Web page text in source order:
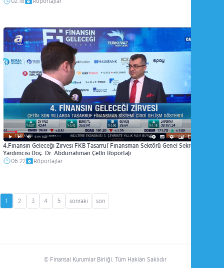
4.Finansın Geleceği Zirvesi FKB Tasarruf Finansman Sektörü Genel Sekreter
Yardımcısı Doç. Dr. Abdurrahman Çetin Röportajı
06.22
Röportajlar
1 2 3 4 5 sonraki son
© Finansal Kurumlar Birliği. Tüm Hakları Saklıdır